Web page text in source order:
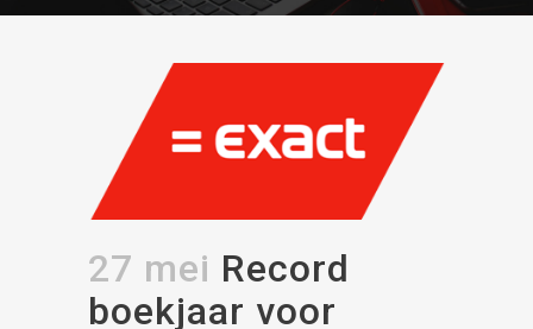
27 mei Record
boekjaar voor